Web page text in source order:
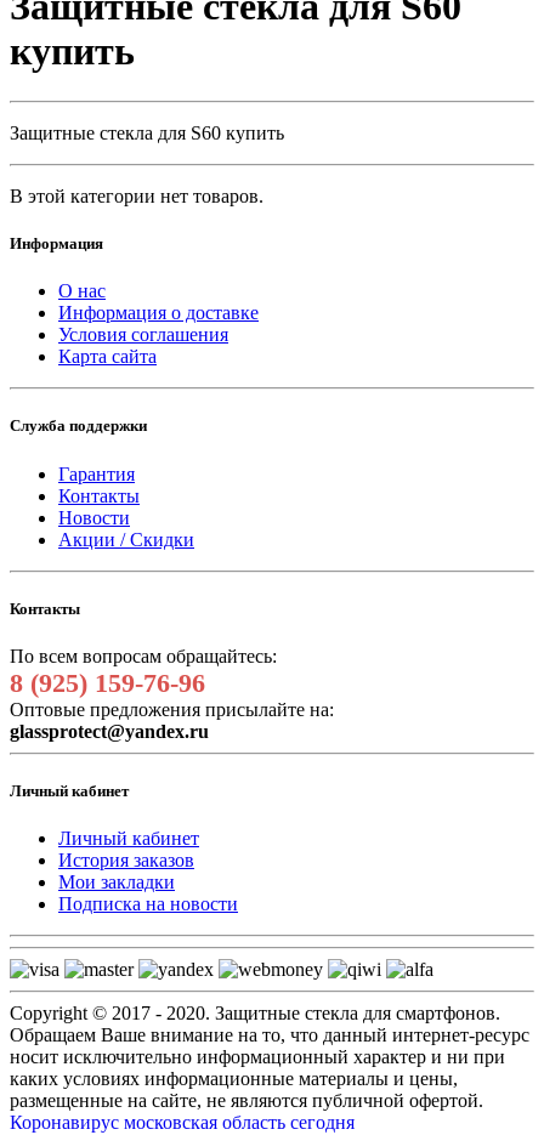
купить
Защитные стекла для S60 купить
В этой категории нет товаров.
Информация
О нас
Информация о доставке
Условия соглашения
Карта сайта
Служба поддержки
Гарантия
Контакты
Новости
Акции / Скидки
Контакты
По всем вопросам обращайтесь:
8 (925) 159-76-96
Оптовые предложения присылайте на:
glassprotect@yandex.ru
Личный кабинет
Личный кабинет
История заказов
Мои закладки
Подписка на новости
Copyright © 2017 - 2020. Защитные стекла для смартфонов.
Обращаем Ваше внимание на то, что данный интернет-ресурс
носит исключительно информационный характер и ни при
каких условиях информационные материалы и цены,
размещенные на сайте, не являются публичной офертой.
Коронавирус московская область сегодня